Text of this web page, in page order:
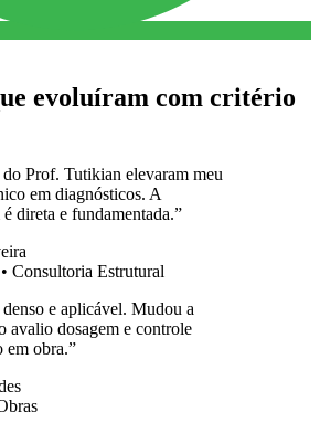
evoluíram com critério
do Prof. Tutikian elevaram meu
em diagnósticos. A
direta e fundamentada.”
Consultoria Estrutural
e aplicável. Mudou a
avalio dosagem e controle
em obra.”